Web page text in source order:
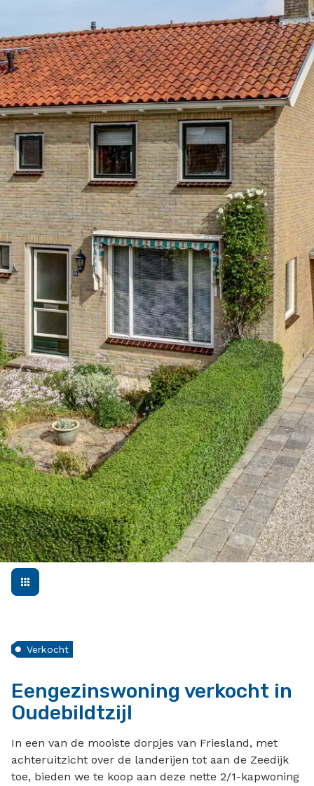
Eengezinswoning verkocht in
Oudebildtzijl
Verkocht
In een van de mooiste dorpjes van Friesland, met
achteruitzicht over de landerijen tot aan de Zeedijk
toe, bieden we te koop aan deze nette 2/1-kapwoning